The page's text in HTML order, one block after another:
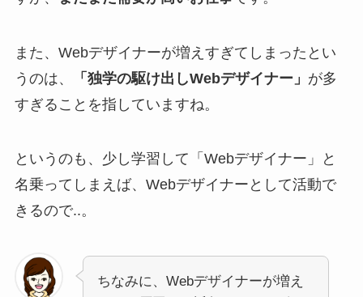
また、Webデザイナーが増えすぎてしまったとい
うのは、
「独学の駆け出しWebデザイナー」 が多
すぎることを指していますね。
というのも、少し学習して「Webデザイナー」と
名乗ってしまえば、Webデザイナーとして活動で
きるので..。
ちなみに、Webデザイナーが増え